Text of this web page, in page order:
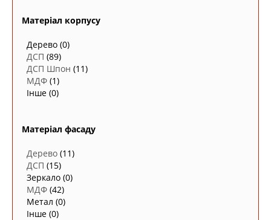
Матеріал корпусу
Дерево (0)
ДСП (89)
ДСП Шпон (11)
МДФ (1)
Інше (0)
Матеріал фасаду
Дерево (11)
ДСП (15)
Зеркало (0)
МДФ (42)
Метал (0)
Інше (0)